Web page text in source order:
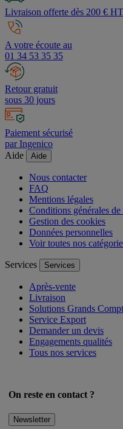
Livraison offerte dès 200 € HT
A votre écoute au
01 34 53 35 35
Retour gratuit
sous 30 jours
Paiement sécurisé
par Ingenico
Aide
Aide
Nous contacter
FAQ
Mentions légales
Conditions générales de
Gestion des cookies
Données personnelles
Voir toutes nos
Services Services
Après-vente
Livraison
Solutions Grands
Service Export
Demander un devis
Engagements qualités
Tous nos services
On reste en contact ?
Newsletter